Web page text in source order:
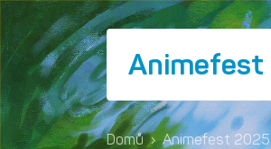
Animefest
Domů › Animefest 2025